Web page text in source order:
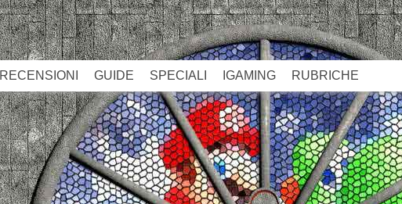
RECENSIONI GUIDE SPECIALI IGAMING RUBRICHE